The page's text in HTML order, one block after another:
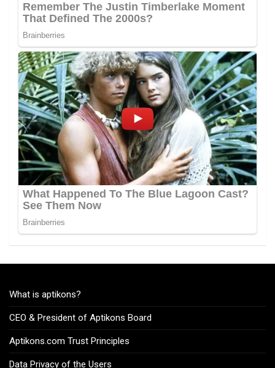
What is aptikons?
CEO & President of Aptikons Board
Aptikons.com Trust Principles
Data Privacy of the Users